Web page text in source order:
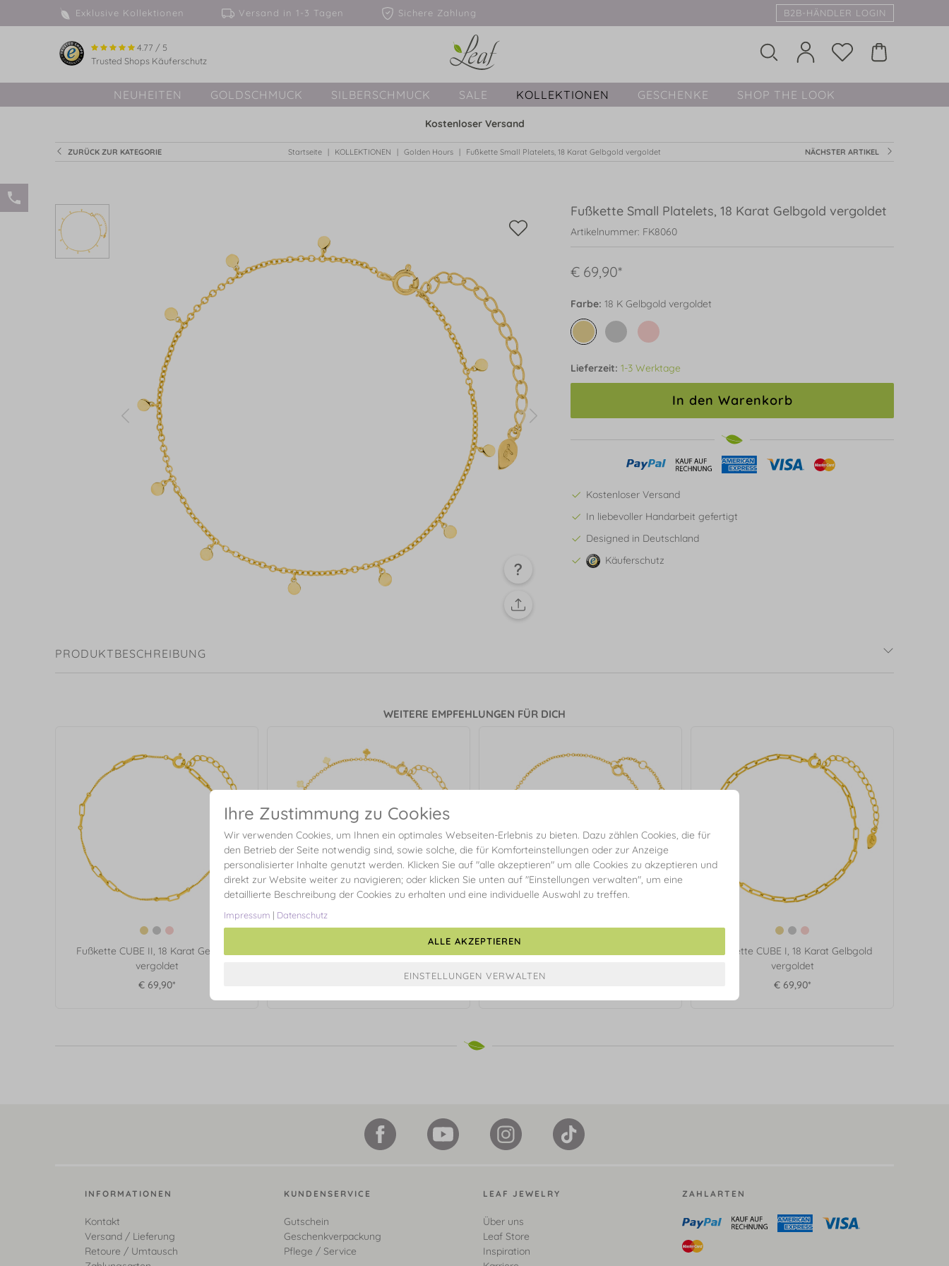
Exklusive Kollektionen Versand in 1-3 Tagen Sichere Zahlung B2B-HÄNDLER LOGIN
4.77 / 5
Trusted Shops Käuferschutz
NEUHEITEN GOLDSCHMUCK SILBERSCHMUCK SALE KOLLEKTIONEN GESCHENKE SHOP THE LOOK
Kostenloser Versand
ZURÜCK ZUR KATEGORIE Startseite KOLLEKTIONEN Golden Hours Fußkette Small Platelets, 18 Karat Gelbgold vergoldet NÄCHSTER ARTIKEL
Fußkette Small Platelets, 18 Karat Gelbgold vergoldet
Artikelnummer: FK8060
€ 69,90*
Farbe: 18 K Gelbgold vergoldet
Lieferzeit: 1-3 Werktage
In den Warenkorb
Kostenloser Versand
In liebevoller Handarbeit gefertigt
Designed in Deutschland
Käuferschutz
PRODUKTBESCHREIBUNG
WEITERE EMPFEHLUNGEN FÜR DICH
Fußkette CUBE II, 18 Karat Gelbgold
vergoldet
€ 69,90*
Fußkette CUBE I, 18 Karat Gelbgold
vergoldet
€ 69,90*
INFORMATIONEN
Kontakt
Versand / Lieferung
Retoure / Umtausch
KUNDENSERVICE
Gutschein
Geschenkverpackung
Pflege / Service
LEAF JEWELRY
Über uns
Leaf Store
Inspiration
ZAHLARTEN
Ihre Zustimmung zu Cookies
Wir verwenden Cookies, um Ihnen ein optimales Webseiten-Erlebnis zu bieten. Dazu zählen Cookies, die für
den Betrieb der Seite notwendig sind, sowie solche, die für Komforteinstellungen oder zur Anzeige
personalisierter Inhalte genutzt werden. Klicken Sie auf "alle akzeptieren" um alle Cookies zu akzeptieren und
direkt zur Website weiter zu navigieren; oder klicken Sie unten auf "Einstellungen verwalten", um eine
detaillierte Beschreibung der Cookies zu erhalten und eine individuelle Auswahl zu treffen.
Impressum | Datenschutz
ALLE AKZEPTIEREN